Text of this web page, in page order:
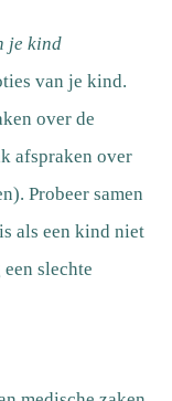
je kind
van je kind.
over de
afspraken over
Probeer samen
als een kind niet
slechte